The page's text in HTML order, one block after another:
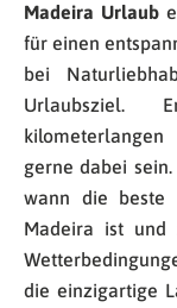
Madeira Urlaub
für einen
bei
Urlaubsziel.
gerne dabei
wann die beste
Madeira ist und
die einzigartige